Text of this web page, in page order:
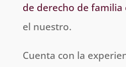
de derecho de familia
el nuestro.
Cuenta con la